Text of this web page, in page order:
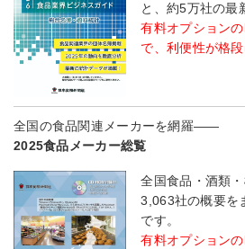
と、約5万社の最
有料オプション
で、利便性が格段
全国の食品関連メーカーを網羅――
2025食品メーカー総覧
全国食品・酒類
3,063社の概要を
です。
有料オプション